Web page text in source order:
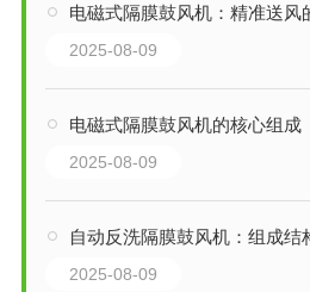
电磁式隔膜鼓风机：精准送风
2025-08-09
电磁式隔膜鼓风机的核心组成
2025-08-09
自动反洗隔膜鼓风机：组成结
2025-08-09